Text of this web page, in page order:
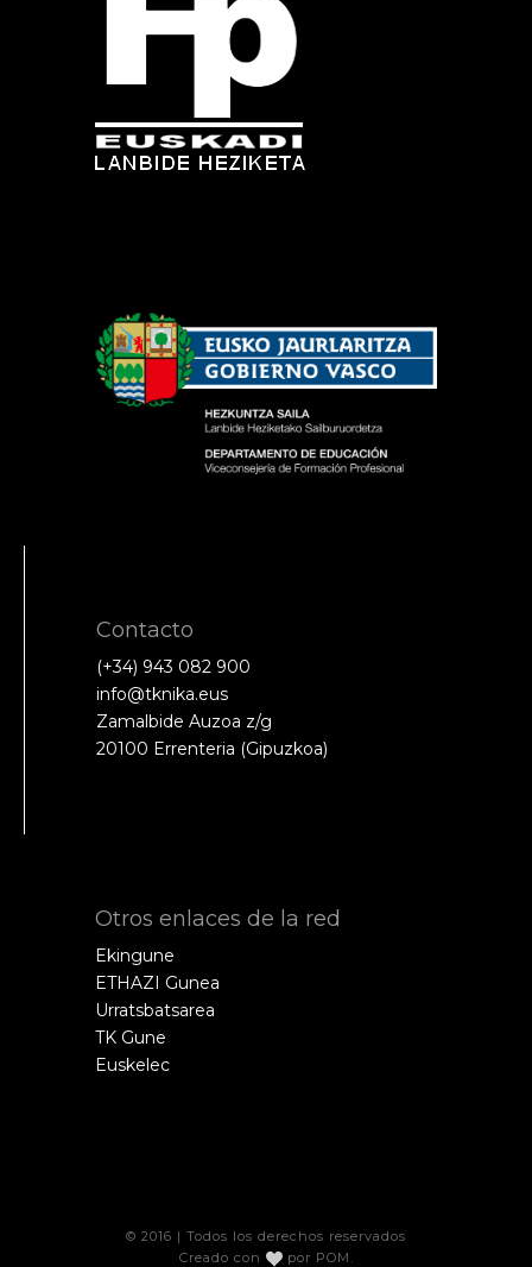
Contacto
(+34) 943 082 900
info@tknika.eus
Zamalbide Auzoa z/g
20100 Errenteria (Gipuzkoa)
Otros enlaces de la red
Ekingune
ETHAZI Gunea
Urratsbatsarea
TK Gune
Euskelec
© 2016 | Todos los derechos reservados
Creado con
por POM .